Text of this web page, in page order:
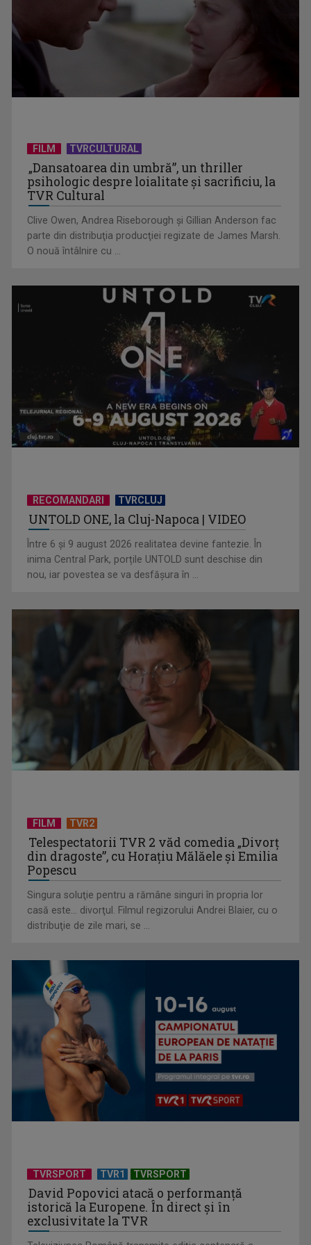
în România”, un ...
Piesa „Inimă, nu fi de piatră” a Corinei Chiriac ia argintul în
Hora care unește generații | VIDEO
Piesa Angelei Similea „După noapte vine zi” – pe podium şi
acum în inimile ...
Cum ne-a îmbolnăvit telefonul și cum salvarea era mereu
FILM TVRCULTURAL
„Dansatoarea din umbră”, un thriller
psihologic despre loialitate și sacrificiu, la
TVR Cultural
Clive Owen, Andrea Riseborough şi Gillian Anderson fac
parte din distribuţia producţiei regizate de James Marsh.
O nouă întâlnire cu ...
RECOMANDARI TVRCLUJ
UNTOLD ONE, la Cluj-Napoca | VIDEO
Între 6 și 9 august 2026 realitatea devine fantezie. În
inima Central Park, porțile UNTOLD sunt deschise din
nou, iar povestea se va desfășura în ...
FILM TVR2
Telespectatorii TVR 2 văd comedia „Divorţ
din dragoste”, cu Horaţiu Mălăele şi Emilia
Popescu
Singura soluţie pentru a rămâne singuri în propria lor
casă este... divorţul. Filmul regizorului Andrei Blaier, cu o
distribuţie de zile mari, se ...
TVRSPORT TVR1 TVRSPORT
David Popovici atacă o performanţă
istorică la Europene. În direct şi în
exclusivitate la TVR